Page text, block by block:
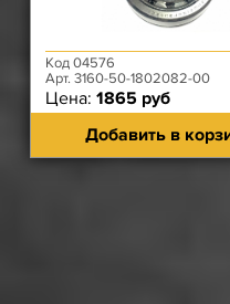
Код 04576
Арт. 3160-50-1802082-00
Цена: 1865 руб
Добавить в